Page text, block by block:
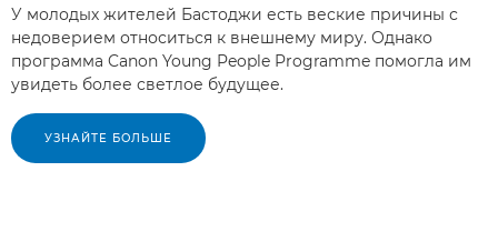
У молодых жителей Бастоджи есть веские причины с
недоверием относиться к внешнему миру. Однако
программа Canon Young People Programme помогла им
увидеть более светлое будущее.
УЗНАЙТЕ БОЛЬШЕ